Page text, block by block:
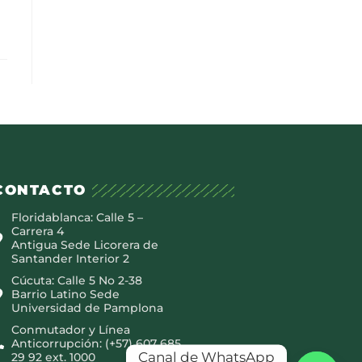
Floridablanca: Calle 5 –
Carrera 4
Antigua Sede Licorera de
Santander Interior 2
Cúcuta: Calle 5 No 2-38
Barrio Latino Sede
Universidad de Pamplona
Conmutador y Línea
Anticorrupción: (+57) 607 685
29 92 ext. 1000
Canal de WhatsApp